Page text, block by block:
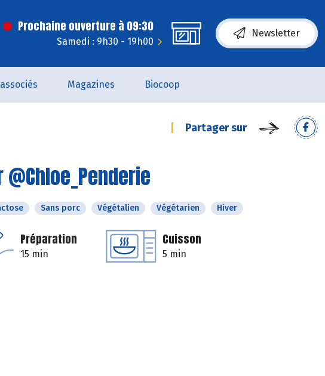
Prochaine ouverture à 09:30
Samedi : 9h30 - 19h00
Newsletter
Magazines Biocoop
Partager sur
Sans porc Végétalien Végétarien Hiver
Préparation
15 min
Cuisson
5 min